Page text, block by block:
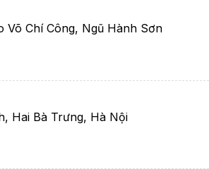
Võ Chí Công, Ngũ Hành Sơn
Hai Bà Trưng, Hà Nội